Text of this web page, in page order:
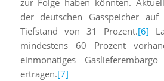
zur Folge haben könnten.
der deutschen Gasspeicher auf
Tiefstand von 31 Prozent.[6]
mindestens 60 Prozent
einmonatiges
ertragen.[7]